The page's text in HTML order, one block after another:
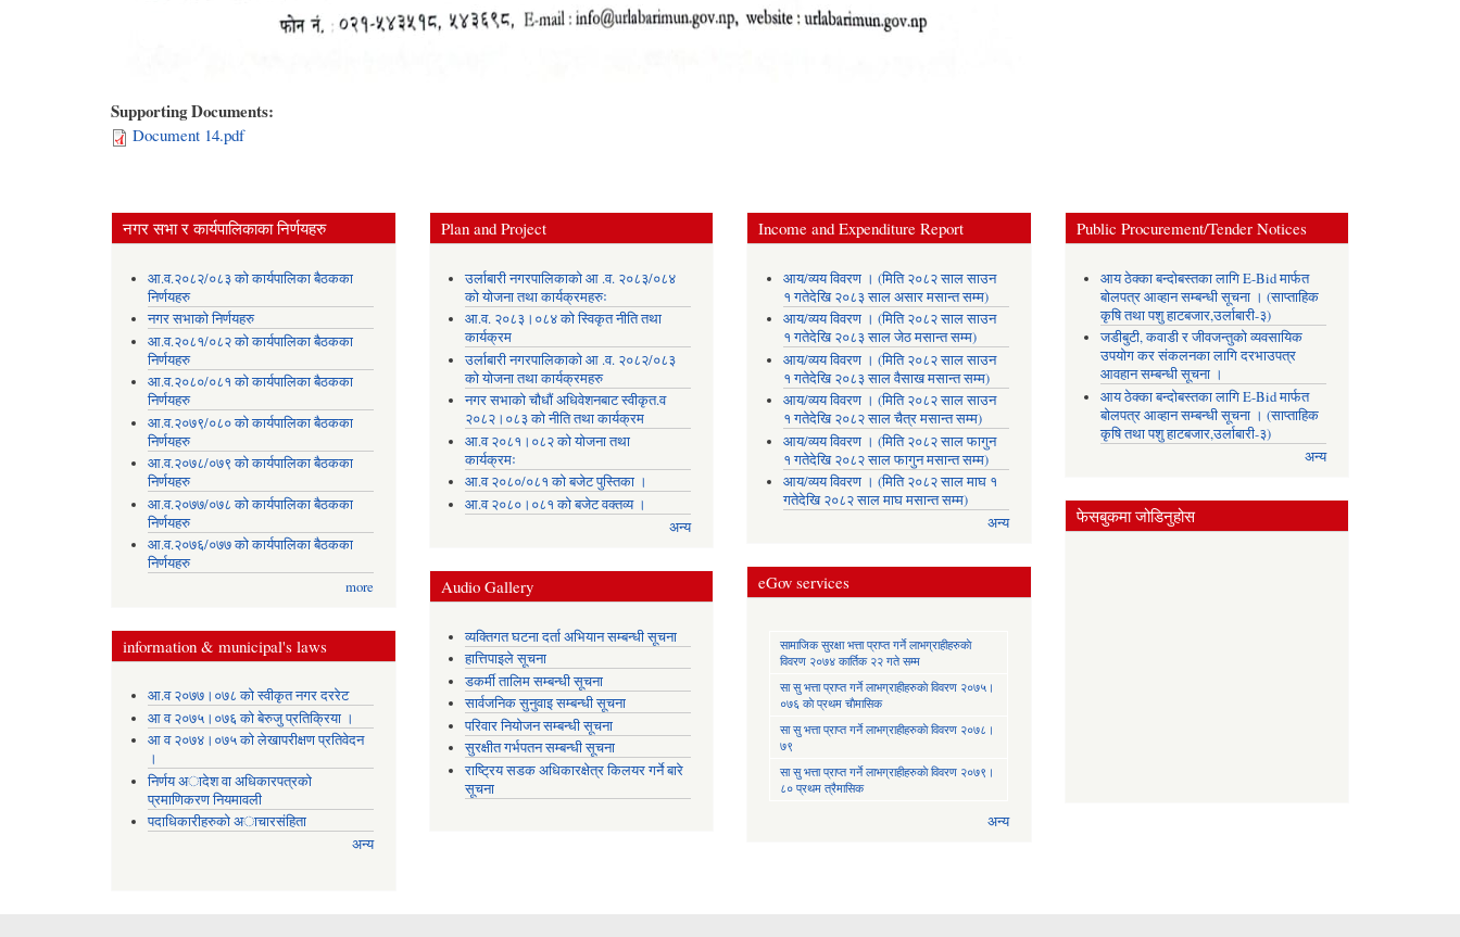
Supporting Documents:
Document 14.pdf
नगर सभा र कार्यपालिकाका निर्णयहरु
आ.व.२०८२/०८३ को कार्यपालिका बैठकका
निर्णयहरु
नगर सभाको निर्णयहरु
आ.व.२०८१/०८२ को कार्यपालिका बैठकका
निर्णयहरु
आ.व.२०८०/०८१ को कार्यपालिका बैठकका
निर्णयहरु
आ.व.२०७९/०८० को कार्यपालिका बैठकका
निर्णयहरु
आ.व.२०७८/०७९ को कार्यपालिका बैठकका
निर्णयहरु
आ.व.२०७७/०७८ को कार्यपालिका बैठकका
निर्णयहरु
आ.व.२०७६/०७७ को कार्यपालिका बैठकका
निर्णयहरु
more
information & municipal's laws
आ.व २०७७।०७८ को स्वीकृत नगर दररेट
आ व २०७५।०७६ को बेरुजु प्रतिक्रिया ।
आ व २०७४।०७५ काे लेखापरीक्षण प्रतिवेदन
।
निर्णय अादेश वा अधिकारपत्रकाे
प्रमाणिकरण नियमावली
पदाधिकारीहरुको अाचारसंहिता
अन्य
Plan and Project
उर्लाबारी नगरपालिकाको आ .व. २०८३/०८४
को योजना तथा कार्यक्रमहरुः
आ.व. २०८३।०८४ को स्विकृत नीति तथा
कार्यक्रम
उर्लाबारी नगरपालिकाको आ .व. २०८२/०८३
को योजना तथा कार्यक्रमहरु
नगर सभाको चौधौं अधिवेशनबाट स्वीकृत.व
२०८२।०८३ को नीति तथा कार्यक्रम
आ.व २०८१।०८२ को योजना तथा
कार्यक्रमः
आ.व २०८०/०८१ को बजेट पुस्तिका ।
आ.व २०८०।०८१ को बजेट वक्तव्य ।
अन्य
Audio Gallery
व्यक्तिगत घटना दर्ता अभियान सम्बन्धी सूचना
हात्तिपाइले सूचना
डकर्मी तालिम सम्बन्धी सूचना
सार्वजनिक सुनुवाइ सम्बन्धी सूचना
परिवार नियोजन सम्बन्धी सूचना
सुरक्षीत गर्भपतन सम्बन्धी सूचना
राष्ट्रिय सडक अधिकारक्षेत्र किलयर गर्ने बारे
सूचना
Income and Expenditure Report
आय/व्यय विवरण । (मिति २०८२ साल साउन
१ गतेदेखि २०८३ साल असार मसान्त सम्म)
आय/व्यय विवरण । (मिति २०८२ साल साउन
१ गतेदेखि २०८३ साल जेठ मसान्त सम्म)
आय/व्यय विवरण । (मिति २०८२ साल साउन
१ गतेदेखि २०८३ साल वैसाख मसान्त सम्म)
आय/व्यय विवरण । (मिति २०८२ साल साउन
१ गतेदेखि २०८२ साल चैत्र मसान्त सम्म)
आय/व्यय विवरण । (मिति २०८२ साल फागुन
१ गतेदेखि २०८२ साल फागुन मसान्त सम्म)
आय/व्यय विवरण । (मिति २०८२ साल माघ १
गतेदेखि २०८२ साल माघ मसान्त सम्म)
अन्य
eGov services
सामाजिक सुरक्षा भत्ता प्राप्त गर्ने लाभग्राहीहरुकाे
विवरण २०७४ कार्तिक २२ गते सम्म
सा‍ सु भत्ता प्राप्त गर्ने लाभग्राहीहरुकाे विवरण २०७५।
०७६ काे प्रथम चाैमासिक
सा‍ सु भत्ता प्राप्त गर्ने लाभग्राहीहरुकाे विवरण २०७८।
७९
सा‍ सु भत्ता प्राप्त गर्ने लाभग्राहीहरुकाे विवरण २०७९।
८० प्रथम त्रैमासिक
अन्य
Public Procurement/Tender Notices
आय ठेक्का बन्दोबस्तका लागि E-Bid मार्फत
बोलपत्र आव्हान सम्बन्धी सूचना । (साप्ताहिक
कृषि तथा पशु हाटबजार,उर्लाबारी-३)
जडीबुटी, कवाडी र जीवजन्तुको व्यवसायिक
उपयोग कर संकलनका लागि दरभाउपत्र
आवहान सम्बन्धी सूचना ।
आय ठेक्का बन्दोबस्तका लागि E-Bid मार्फत
बोलपत्र आव्हान सम्बन्धी सूचना । (साप्ताहिक
कृषि तथा पशु हाटबजार,उर्लाबारी-३)
अन्य
फेसबुकमा जोडिनुहोस